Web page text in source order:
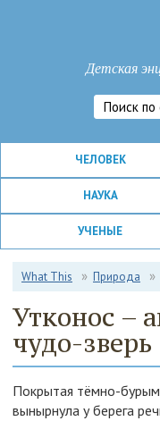
Детская
ЧЕЛОВЕК
НАУКА
УЧЕНЫЕ
What This Природа
Утконос –
чудо-зверь
Покрытая тёмно-
вынырнула у берега